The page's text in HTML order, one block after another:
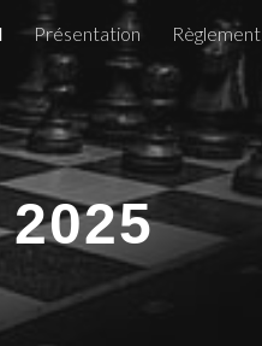
Présentation Règlement